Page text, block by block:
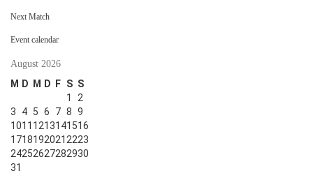
Next Match
Event calendar
August 2026
M D M D F S S
1
2
3
4 5 6 7 8 9
1011 1213141516
17181920212223
24252627282930
31